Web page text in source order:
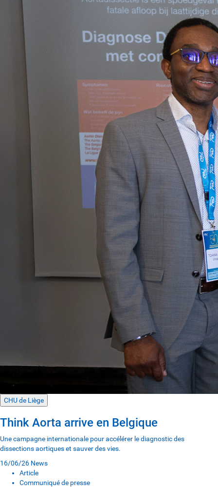
CHU de Liège
Think Aorta arrive en Belgique
Une campagne internationale pour accélérer le diagnostic des
dissections aortiques et sauver des vies.
16/06/26 News
Article
Communiqué de presse